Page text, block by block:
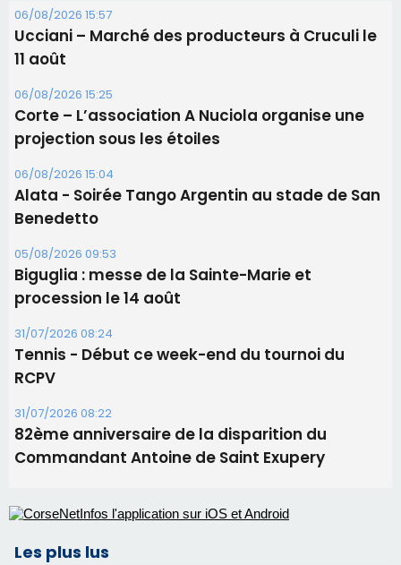
06/08/2026 15:57
Ucciani – Marché des producteurs à Cruculi le
11 août
06/08/2026 15:25
Corte – L’association A Nuciola organise une
projection sous les étoiles
06/08/2026 15:04
Alata - Soirée Tango Argentin au stade de San
Benedetto
05/08/2026 09:53
Biguglia : messe de la Sainte-Marie et
procession le 14 août
31/07/2026 08:24
Tennis - Début ce week-end du tournoi du
RCPV
31/07/2026 08:22
82ème anniversaire de la disparition du
Commandant Antoine de Saint Exupery
Les plus lus